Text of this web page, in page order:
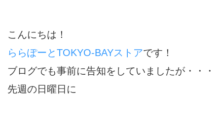
こんにちは！
ららぽーとTOKYO-BAYストアです！
ブログでも事前に告知をしていましたが・・・
先週の日曜日に